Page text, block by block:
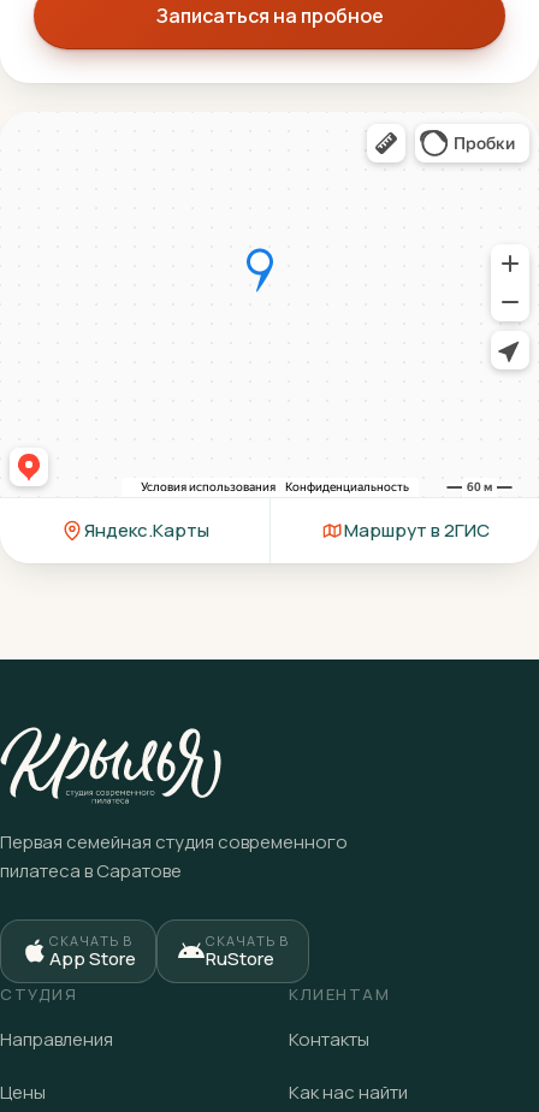
Записаться на пробное
Яндекс.Карты Маршрут в 2ГИС
Первая семейная студия современного
пилатеса в Саратове
СКАЧАТЬ В
App Store
СКАЧАТЬ В
RuStore
СТУДИЯ
Направления
Цены
КЛИЕНТАМ
Контакты
Как нас найти